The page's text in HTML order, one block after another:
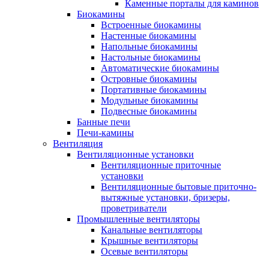
Каменные порталы для каминов
Биокамины
Встроенные биокамины
Настенные биокамины
Напольные биокамины
Настольные биокамины
Автоматические биокамины
Островные биокамины
Портативные биокамины
Модульные биокамины
Подвесные биокамины
Банные печи
Печи-камины
Вентиляция
Вентиляционные установки
Вентиляционные приточные
установки
Вентиляционные бытовые приточно-
вытяжные установки, бризеры,
проветриватели
Промышленные вентиляторы
Канальные вентиляторы
Крышные вентиляторы
Осевые вентиляторы